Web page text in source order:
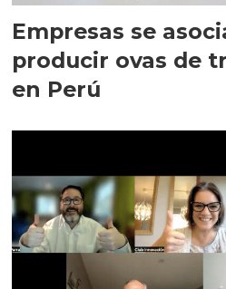
Empresas se
producir ovas de
en Perú